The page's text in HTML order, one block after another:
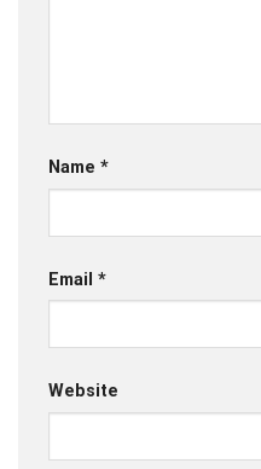
Name *
Email *
Website